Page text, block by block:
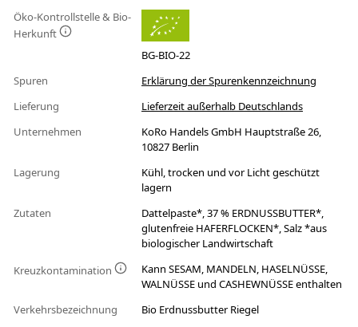
Öko-Kontrollstelle & Bio-
Herkunft
BG-BIO-22
Spuren
Erklärung der Spurenkennzeichnung
Lieferung
Lieferzeit außerhalb Deutschlands
Unternehmen
KoRo Handels GmbH Hauptstraße 26,
10827 Berlin
Lagerung
Kühl, trocken und vor Licht geschützt
lagern
Zutaten
Dattelpaste*, 37 % ERDNUSSBUTTER*,
glutenfreie HAFERFLOCKEN*, Salz *aus
biologischer Landwirtschaft
Kreuzkontamination
Kann SESAM, MANDELN, HASELNÜSSE,
WALNÜSSE und CASHEWNÜSSE enthalten
Verkehrsbezeichnung
Bio Erdnussbutter Riegel